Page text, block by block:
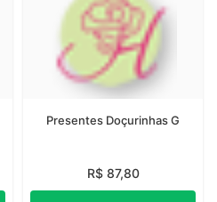
Presentes Doçurinhas G
R$ 87,80